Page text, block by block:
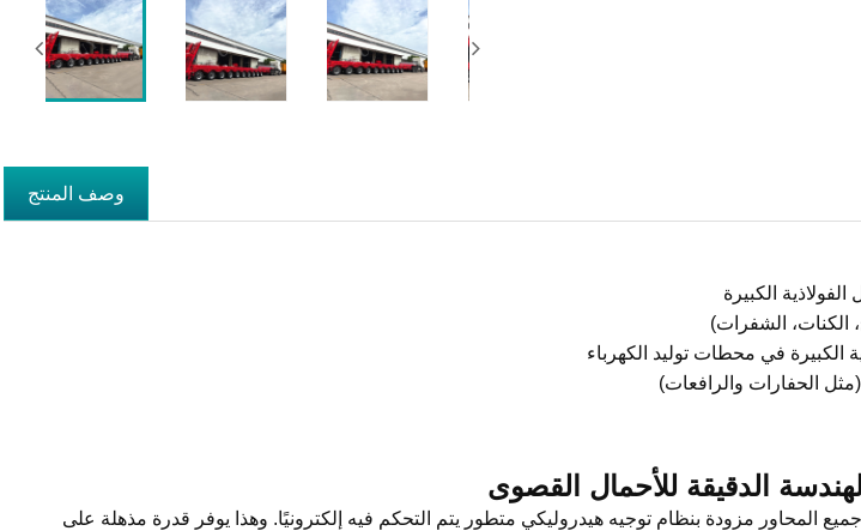
وصف المنتج
الكبيرة
الكنات، الشفرات)
الكبيرة في محطات توليد الكهرباء
الحفارات والرافعات)
الدقيقة للأحمال القصوى
المحاور مزودة بنظام توجيه هيدروليكي متطور يتم التحكم فيه إلكترونيًا. وهذا يوفر قدرة مذهلة على